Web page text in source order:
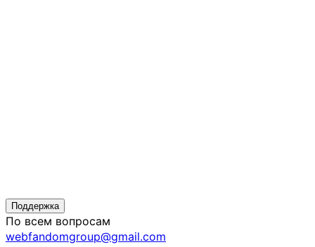
Поддержка
По всем вопросам
webfandomgroup@gmail.com